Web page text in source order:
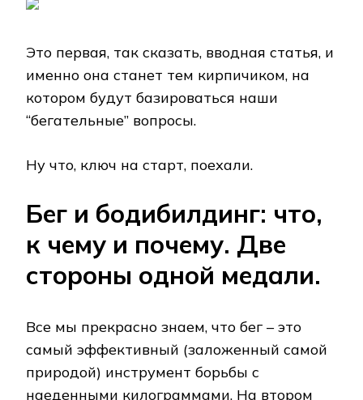
Это первая, так сказать, вводная статья, и
именно она станет тем кирпичиком, на
котором будут базироваться наши
“бегательные” вопросы.
Ну что, ключ на старт, поехали.
Бег и бодибилдинг: что,
к чему и почему. Две
стороны одной медали.
Все мы прекрасно знаем, что бег – это
самый эффективный (заложенный самой
природой) инструмент борьбы с
наеденными килограммами. На втором